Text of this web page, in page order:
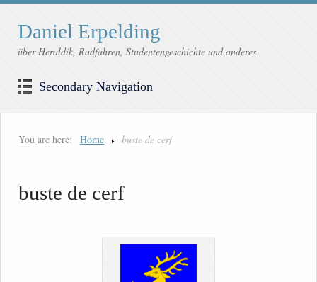
Daniel Erpelding
über Heraldik, Radfahren, Studentengeschichte und anderes
Secondary Navigation
You are here: Home buste de cerf
buste de cerf